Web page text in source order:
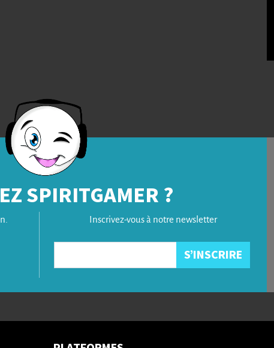
SPIRITGAMER ?
Inscrivez-vous à notre newsletter